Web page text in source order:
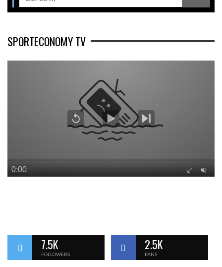
SPORTECONOMY TV
7.5K
FOLLOWERS
2.5K
FANS